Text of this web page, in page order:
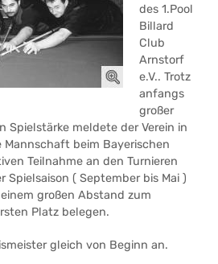
des 1.Pool
Billard
Club
Arnstorf
e.V.. Trotz
anfangs
großer
Spielstärke meldete der Verein in
Mannschaft beim Bayerischen
Teilnahme an den Turnieren
Spielsaison ( September bis Mai )
großen Abstand zum
Platz belegen.
gleich von Beginn an.